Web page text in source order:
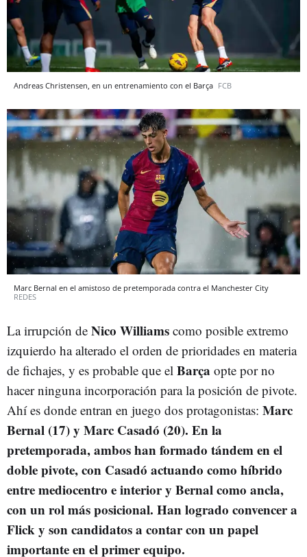
Andreas Christensen, en un entrenamiento con el Barça FCB
Marc Bernal en el amistoso de pretemporada contra el Manchester City
REDES
La irrupción de Nico Williams como posible extremo
izquierdo ha alterado el orden de prioridades en materia
de fichajes, y es probable que el Barça opte por no
hacer ninguna incorporación para la posición de pivote.
Ahí es donde entran en juego dos protagonistas: Marc
Bernal (17) y Marc Casadó (20). En la
pretemporada, ambos han formado tándem en el
doble pivote, con Casadó actuando como híbrido
entre mediocentro e interior y Bernal como ancla,
con un rol más posicional. Han logrado convencer a
Flick y son candidatos a contar con un papel
importante en el primer equipo.